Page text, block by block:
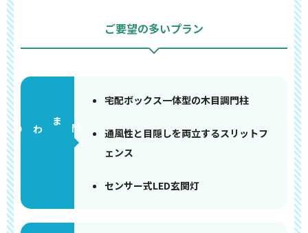
ご要望の多いプラン
門まわり
宅配ボックス一体型の木目調門柱
通風性と目隠しを両立するスリットフ
ェンス
センサー式LED玄関灯